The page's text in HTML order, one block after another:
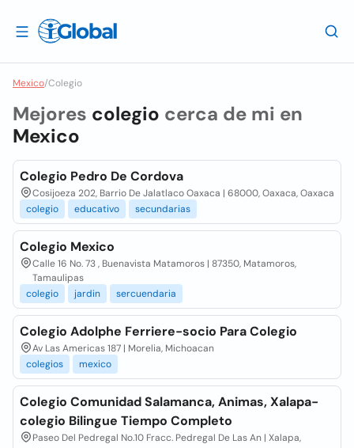
Mexico/Colegio
Mejores colegio cerca de mi en
Mexico
Colegio Pedro De Cordova
Cosijoeza 202, Barrio De Jalatlaco Oaxaca | 68000, Oaxaca, Oaxaca
colegio
educativo secundarias
Colegio Mexico
Calle 16 No. 73 , Buenavista Matamoros | 87350, Matamoros,
Tamaulipas
colegio
jardin sercuendaria
Colegio Adolphe Ferriere-socio Para Colegio
Av Las Americas 187 | Morelia, Michoacan
colegios
mexico
Colegio Comunidad Salamanca, Animas, Xalapa-
colegio Bilingue Tiempo Completo
Paseo Del Pedregal No.10 Fracc. Pedregal De Las An | Xalapa,